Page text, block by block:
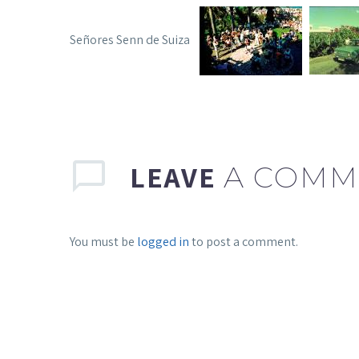
Señores Senn de Suiza
LEAVE A
You must be logged into post a comment.